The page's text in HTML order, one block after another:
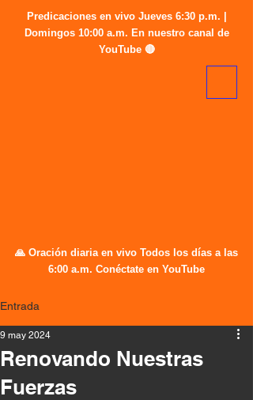
🙏 Oración diaria en vivo Todos los días a las
6:00 a.m. Conéctate en YouTube
Predicaciones en vivo Jueves 6:30 p.m. |
Domingos 10:00 a.m. En nuestro canal de
YouTube 🔴
Entrada
Renovando Nuestras
Fuerzas
9 may 2024